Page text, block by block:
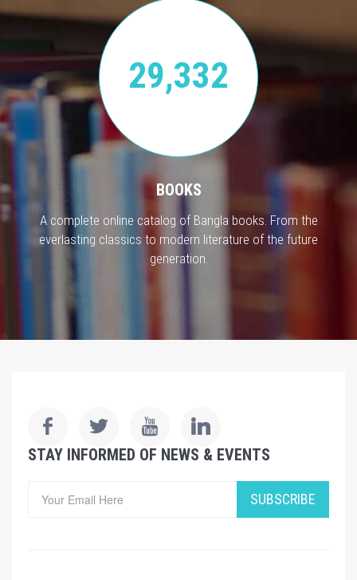
29,332
BOOKS
A complete online catalog of Bangla books. From the
everlasting classics to modern literature of the future
generation.
STAY INFORMED OF NEWS & EVENTS
SUBSCRIBE